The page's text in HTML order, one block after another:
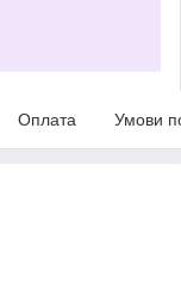
Оплата Умови